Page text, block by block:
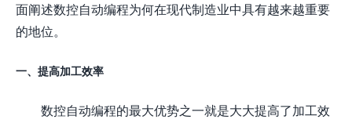
面阐述数控自动编程为何在现代制造业中具有越来越重要
的地位。
一、提高加工效率
数控自动编程的最大优势之一就是大大提高了加工效